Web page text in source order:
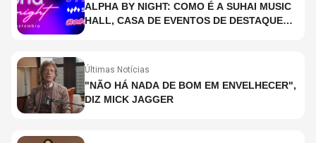
ALPHA BY NIGHT: COMO É A SUHAI MUSIC
HALL, CASA DE EVENTOS DE DESTAQUE
Últimas Notícias
"NÃO HÁ NADA DE BOM EM ENVELHECER",
DIZ MICK JAGGER